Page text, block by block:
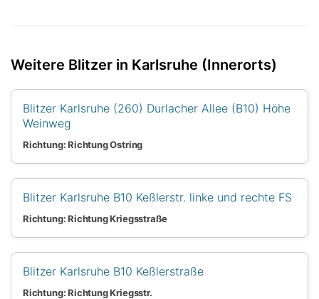
Weitere Blitzer in Karlsruhe (Innerorts)
Blitzer Karlsruhe (260) Durlacher Allee (B10) Höhe
Weinweg
Richtung: Richtung Ostring
Blitzer Karlsruhe B10 Keßlerstr. linke und rechte FS
Richtung: Richtung Kriegsstraße
Blitzer Karlsruhe B10 Keßlerstraße
Richtung: Richtung Kriegsstr.